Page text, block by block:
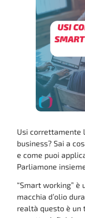
Usi correttamente
business? Sai a
e come puoi
Parliamone
“Smart working” è
macchia d’olio
realtà questo è un